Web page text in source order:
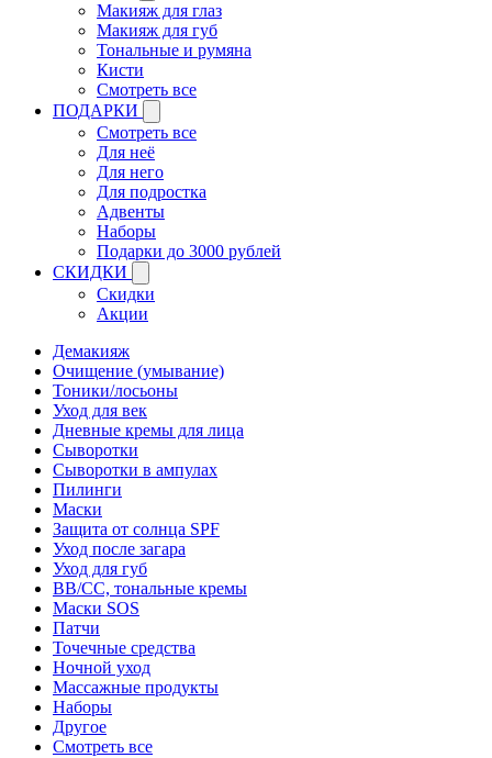
Макияж для глаз
Макияж для губ
Тональные и румяна
Кисти
Смотреть все
ПОДАРКИ
Смотреть все
Для неё
Для него
Для подростка
Адвенты
Наборы
Подарки до 3000 рублей
СКИДКИ
Скидки
Акции
Демакияж
Очищение (умывание)
Тоники/лосьоны
Уход для век
Дневные кремы для лица
Сыворотки
Сыворотки в ампулах
Пилинги
Маски
Защита от солнца SPF
Уход после загара
Уход для губ
BB/CC, тональные кремы
Маски SOS
Патчи
Точечные средства
Ночной уход
Массажные продукты
Наборы
Другое
Смотреть все